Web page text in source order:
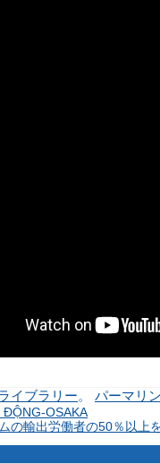
イブラリー。 パーマリ
ĐỘNG-OSAKA
の輸出労働者の50％以上